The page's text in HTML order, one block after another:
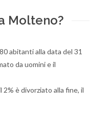
Molteno?
abitanti alla data del 31
da uomini e il
è divorziato alla fine, il